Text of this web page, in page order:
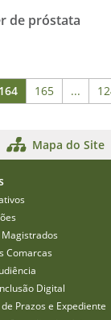
de próstata
Usar
Página
164 Página
165 ...
Mapa do Site
Comarcas
Digital
Prazos e Expediente